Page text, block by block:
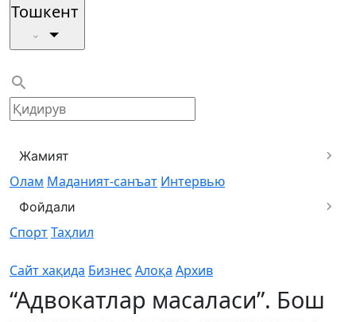
Тошкент
Жамият
Олам Маданият-санъат Интервью
Фойдали
СпортТаҳлил
Сайт хақида Бизнес Алоқа Архив
“Адвокатлар масаласи”. Бош